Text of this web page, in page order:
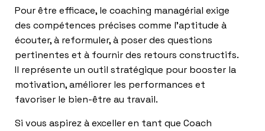
Pour être efficace, le coaching managérial exige
des compétences précises comme l’aptitude à
écouter, à reformuler, à poser des questions
pertinentes et à fournir des retours constructifs.
Il représente un outil stratégique pour booster la
motivation, améliorer les performances et
favoriser le bien-être au travail.
Si vous aspirez à exceller en tant que Coach